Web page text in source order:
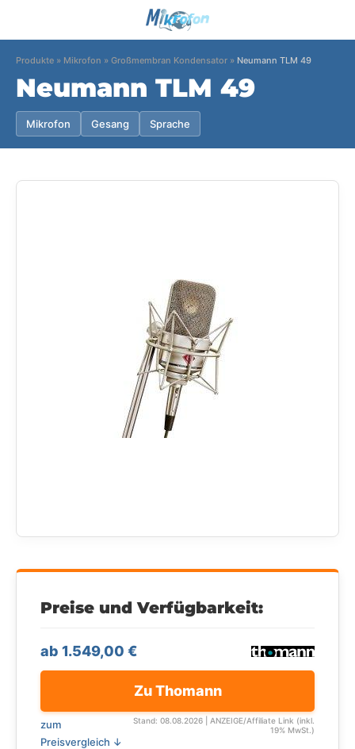
Produkte » Mikrofon » Großmembran Kondensator » Neumann TLM 49
Neumann TLM 49
Mikrofon Gesang Sprache
Preise und Verfügbarkeit:
ab 1.549,00 €
Zu Thomann
zum
Preisvergleich ↓
Stand: 08.08.2026 | ANZEIGE/Affiliate Link (inkl.
19% MwSt.)